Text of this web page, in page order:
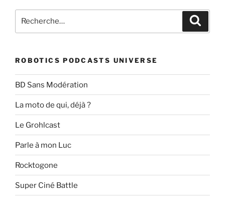
pour
ROBOTICS PODCASTS UNIVERSE
BD Sans Modération
La moto de qui, déjà ?
Le Grohlcast
Parle à mon Luc
Rocktogone
Super Ciné Battle